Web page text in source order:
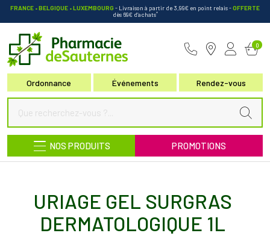
FRANCE • BELGIQUE • LUXEMBOURG - Livraison à partir de 3,99€ en point relais-OFFERTE
dès 69€ d’achats*
Ordonnance Événements Rendez-vous
0
NOS PRODUITS PROMOTIONS
URIAGE GEL SURGRAS
DERMATOLOGIQUE 1L